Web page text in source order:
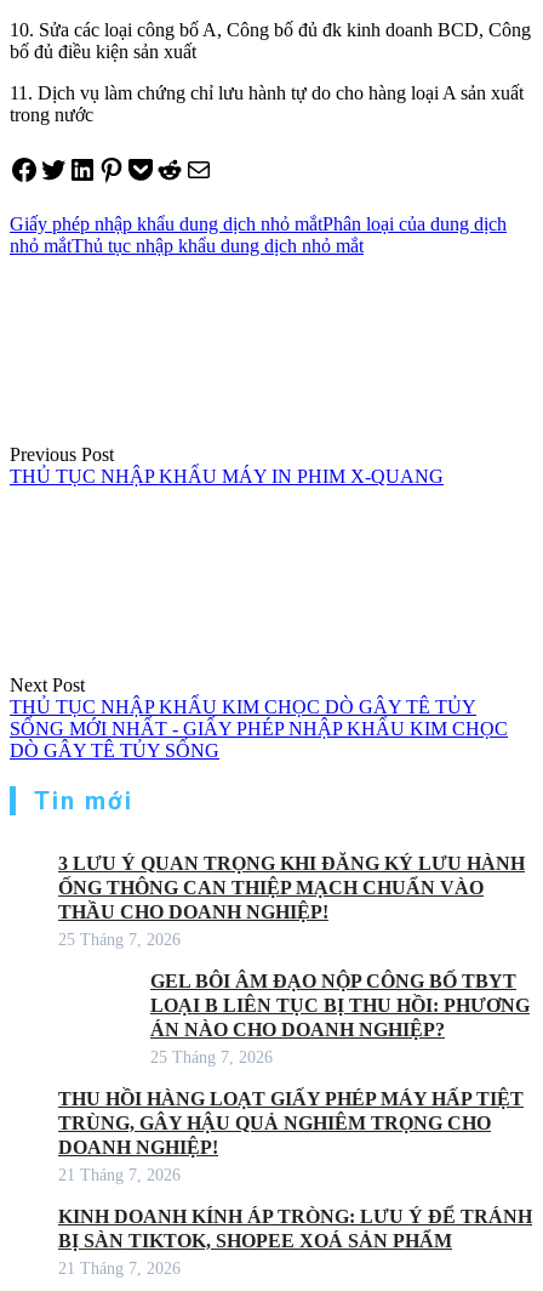
10. Sửa các loại công bố A, Công bố đủ đk kinh doanh BCD, Công
bố đủ điều kiện sản xuất
11. Dịch vụ làm chứng chỉ lưu hành tự do cho hàng loại A sản xuất
trong nước
Share on Facebook
Tweet on Twitter
Share on LinkedIn
Pin on Pinterest
Save to pocket
Share on Reddit
Share via Email
Giấy phép nhập khẩu dung dịch nhỏ mắtPhân loại của dung dịch
nhỏ mắtThủ tục nhập khẩu dung dịch nhỏ mắt
Previous Post
THỦ TỤC NHẬP KHẨU MÁY IN PHIM X-QUANG
Next Post
THỦ TỤC NHẬP KHẨU KIM CHỌC DÒ GÂY TÊ TỦY
SỐNG MỚI NHẤT - GIẤY PHÉP NHẬP KHẨU KIM CHỌC
DÒ GÂY TÊ TỦY SỐNG
Tin mới
3 LƯU Ý QUAN TRỌNG KHI ĐĂNG KÝ LƯU HÀNH
ỐNG THÔNG CAN THIỆP MẠCH CHUẨN VÀO
THẦU CHO DOANH NGHIỆP!
25 Tháng 7, 2026
GEL BÔI ÂM ĐẠO NỘP CÔNG BỐ TBYT
LOẠI B LIÊN TỤC BỊ THU HỒI: PHƯƠNG
ÁN NÀO CHO DOANH NGHIỆP?
25 Tháng 7, 2026
THU HỒI HÀNG LOẠT GIẤY PHÉP MÁY HẤP TIỆT
TRÙNG, GÂY HẬU QUẢ NGHIÊM TRỌNG CHO
DOANH NGHIỆP!
21 Tháng 7, 2026
KINH DOANH KÍNH ÁP TRÒNG: LƯU Ý ĐỂ TRÁNH
BỊ SÀN TIKTOK, SHOPEE XOÁ SẢN PHẨM
21 Tháng 7, 2026